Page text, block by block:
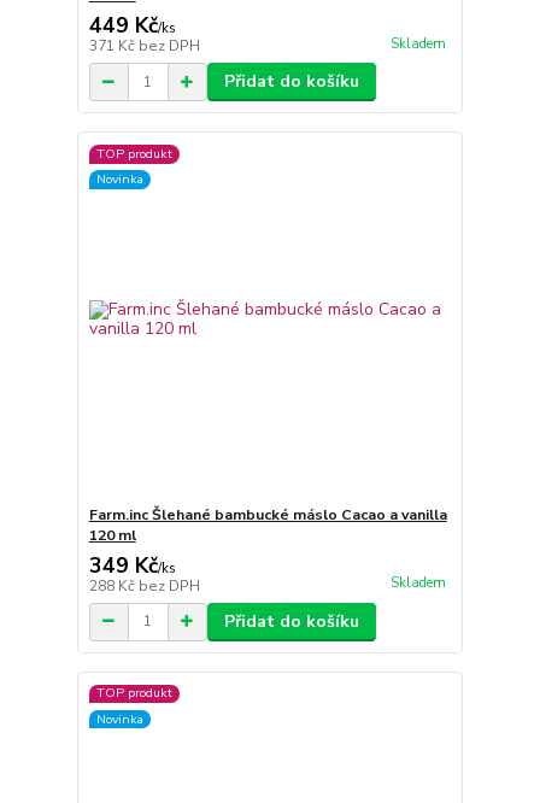
449 Kč/ks
371 Kč bez DPH Skladem
Přidat do košíku
TOP produkt
Novinka
Farm.inc Šlehané bambucké máslo Cacao a vanilla
120 ml
349 Kč/ks
288 Kč bez DPH Skladem
Přidat do košíku
TOP produkt
Novinka